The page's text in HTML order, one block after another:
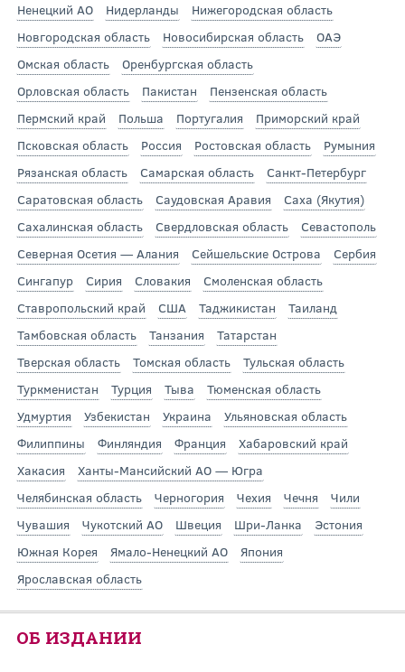
Ненецкий АО
Нидерланды
Нижегородская область
Новгородская область
Новосибирская область
ОАЭ
Омская область
Оренбургская область
Орловская область
Пакистан
Пензенская область
Пермский край
Польша Португалия
Приморский край
Псковская область
Россия Ростовская область
Румыния
Рязанская область
Самарская область
Санкт-Петербург
Саратовская область
Саудовская Аравия
Саха (Якутия)
Сахалинская область
Свердловская область
Севастополь
Северная Осетия — Алания
Сейшельские Острова
Сербия
Сингапур
Сирия Словакия
Смоленская область
Ставропольский край
США Таджикистан
Таиланд
Тамбовская область
Танзания
Татарстан
Тверская область
Томская область
Тульская область
Туркменистан
Турция Тыва
Тюменская область
Удмуртия
Узбекистан Украина
Ульяновская область
Филиппины
Финляндия Франция
Хабаровский край
Хакасия
Ханты-Мансийский АО — Югра
Челябинская область
Черногория Чехия Чечня
Чили
Чувашия
Чукотский АО Швеция Шри-Ланка
Эстония
Южная Корея
Ямало-Ненецкий АО
Япония
Ярославская область
ОБ ИЗДАНИИ